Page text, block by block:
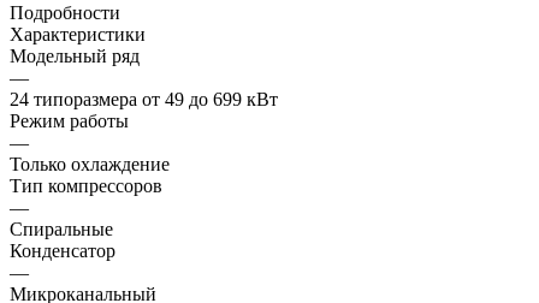
Подробности
Характеристики
Модельный ряд
—
24 типоразмера от 49 до 699 кВт
Режим работы
—
Только охлаждение
Тип компрессоров
—
Спиральные
Конденсатор
—
Микроканальный